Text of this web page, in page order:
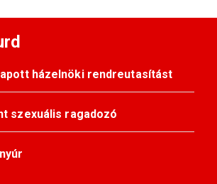
házelnöki rendreutasítást
szexuális ragadozó